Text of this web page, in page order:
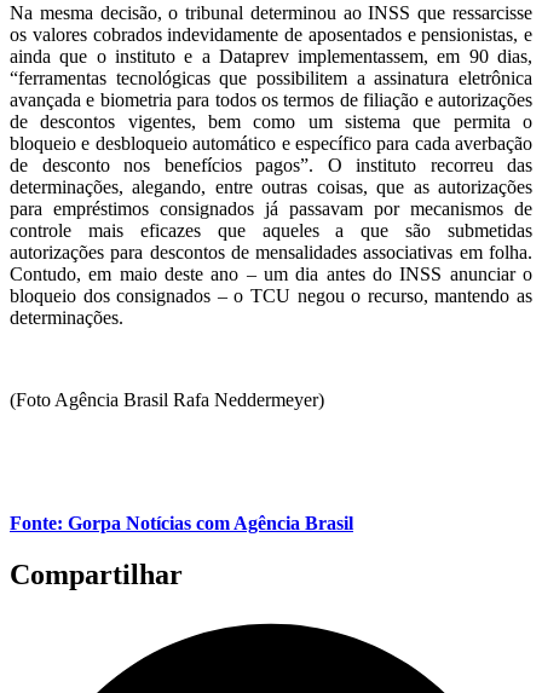
Na mesma decisão, o tribunal determinou ao INSS que ressarcisse
os valores cobrados indevidamente de aposentados e pensionistas, e
ainda que o instituto e a Dataprev implementassem, em 90 dias,
“ferramentas tecnológicas que possibilitem a assinatura eletrônica
avançada e biometria para todos os termos de filiação e autorizações
de descontos vigentes, bem como um sistema que permita o
bloqueio e desbloqueio automático e específico para cada averbação
de desconto nos benefícios pagos”. O instituto recorreu das
determinações, alegando, entre outras coisas, que as autorizações
para empréstimos consignados já passavam por mecanismos de
controle mais eficazes que aqueles a que são submetidas
autorizações para descontos de mensalidades associativas em folha.
Contudo, em maio deste ano – um dia antes do INSS anunciar o
bloqueio dos consignados – o TCU negou o recurso, mantendo as
determinações.
(Foto Agência Brasil Rafa Neddermeyer)
Fonte: Gorpa Notícias com Agência Brasil
Compartilhar